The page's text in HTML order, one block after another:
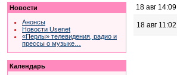
Новости
Анонсы
Новости Usenet
«Перлы» телевидения, радио и
прессы о музыке…
Календарь
18 авг 14:09
18 авг 11:02